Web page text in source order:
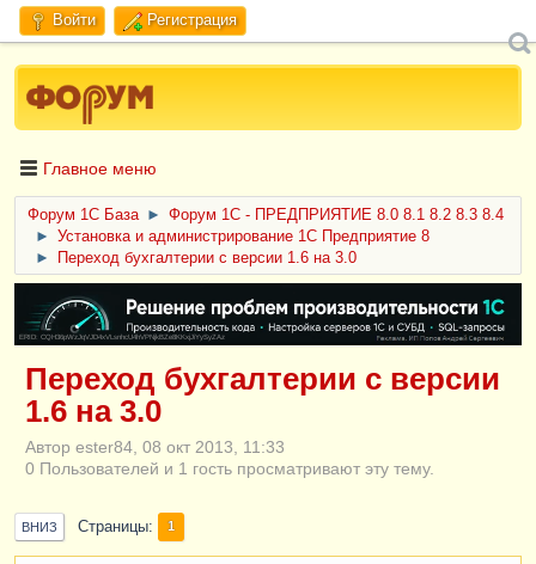
Войти Регистрация
Главное меню
Форум 1C База ►
Форум 1С - ПРЕДПРИЯТИЕ 8.0 8.1 8.2 8.3 8.4
►
Установка и администрирование 1С Предприятие 8
►
Переход бухгалтерии с версии 1.6 на 3.0
ERID: CQH36pWzJqVJD4xVLsnhcU4hVPNjkBZe8KKxjJiYySyZAz
Переход бухгалтерии с версии
1.6 на 3.0
Автор ester84, 08 окт 2013, 11:33
0 Пользователей и 1 гость просматривают эту тему.
ВНИЗ Страницы 1